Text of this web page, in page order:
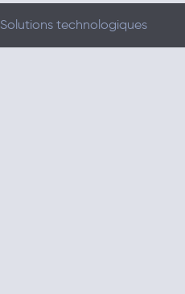
Solutions technologiques